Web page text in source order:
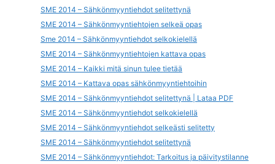
SME 2014 – Sähkönmyyntiehdot selitettynä
SME 2014 – Sähkönmyyntiehtojen selkeä opas
Sme 2014 – Sähkönmyyntiehdot selkokielellä
SME 2014 – Sähkönmyyntiehtojen kattava opas
SME 2014 – Kaikki mitä sinun tulee tietää
SME 2014 – Kattava opas sähkönmyyntiehtoihin
SME 2014 – Sähkönmyyntiehdot selitettynä | Lataa PDF
SME 2014 – Sähkönmyyntiehdot selkokielellä
SME 2014 – Sähkönmyyntiehdot selkeästi selitetty
SME 2014 – Sähkönmyyntiehdot selitettynä
SME 2014 – Sähkönmyyntiehdot: Tarkoitus ja päivitystilanne